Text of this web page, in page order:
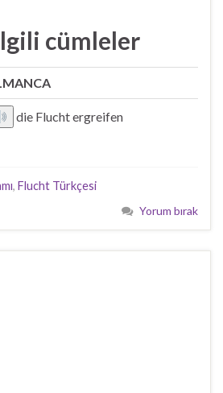
cümleler
die Flucht ergreifen
, Flucht Türkçesi
Yorum bırak